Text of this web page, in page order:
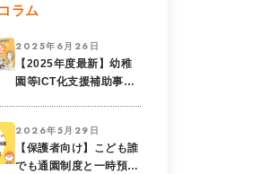
ラム
2025年6月26日
【2025年度最新】幼稚
園等ICT化支援補助事業
2026年5月29日
【保護者向け】こども誰
でも通園制度と一時預か